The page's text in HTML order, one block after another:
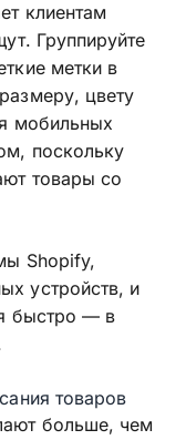
клиентам
Группируйте
метки в
цвету
мобильных
поскольку
товары со
Shopify,
устройств, и
быстро — в
товаров
больше, чем